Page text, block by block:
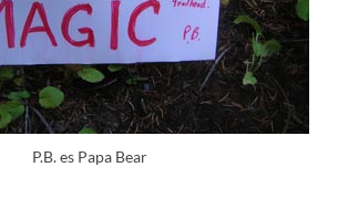
P.B. es Papa Bear